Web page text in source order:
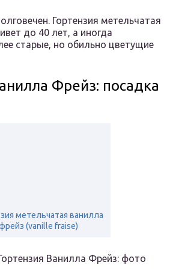
Гортензия метельчатая
до 40 лет, а иногда
старые, но обильно цветущие
Фрейз: посадка
метельчатая ванилла
(vanille fraise)
Фрейз: фото